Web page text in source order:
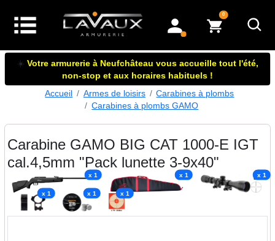
mon compte
0articles dans le panier
☀️ Votre armurerie à Neufchâteau vous accueille tout l'été,
non-stop et aux horaires habituels !
Accueil
Armes de loisirs
Carabines à plombs
Carabines à plombs GAMO
Carabine GAMO BIG CAT 1000-E IGT
cal.4,5mm "Pack lunette 3-9x40"
x 1 x 1 x 1
x 1 x 1 x 1